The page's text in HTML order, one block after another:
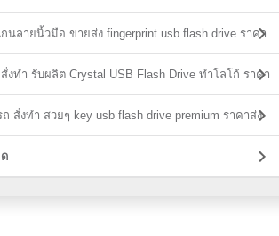
ลายนิ้วมือ ขายส่ง fingerprint usb flash drive ราคา
ทำ รับผลิต Crystal USB Flash Drive ทำโลโก้ ราคา
สั่งทำ สวยๆ key usb flash drive premium ราคาส่ง